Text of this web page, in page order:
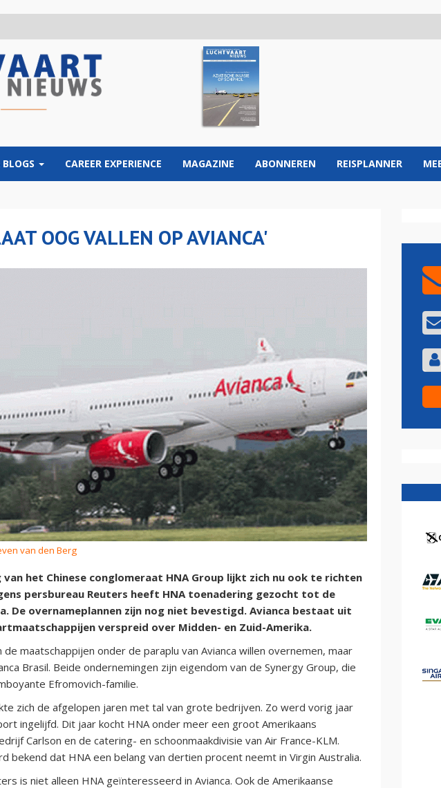
CAREER EXPERIENCE MAGAZINE ABONNEREN REISPLANNER
OOG VALLEN OP AVIANCA'
van den Berg
van het Chinese conglomeraat HNA Group lijkt zich nu ook te richten
persbureau Reuters heeft HNA toenadering gezocht tot de
De overnameplannen zijn nog niet bevestigd. Avianca bestaat uit
verspreid over Midden- en Zuid-Amerika.
de maatschappijen onder de paraplu van Avianca willen overnemen, maar
Brasil. Beide ondernemingen zijn eigendom van de Synergy Group, die
Efromovich-familie.
zich de afgelopen jaren met tal van grote bedrijven. Zo werd vorig jaar
ingelijfd. Dit jaar kocht HNA onder meer een groot Amerikaans
Carlson en de catering- en schoonmaakdivisie van Air France-KLM.
bekend dat HNA een belang van dertien procent neemt in Virgin Australia.
is niet alleen HNA geïnteresseerd in Avianca. Ook de Amerikaanse